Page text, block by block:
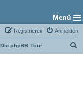
Menü
Anmelden
Registrieren
Die phpBB-Tour